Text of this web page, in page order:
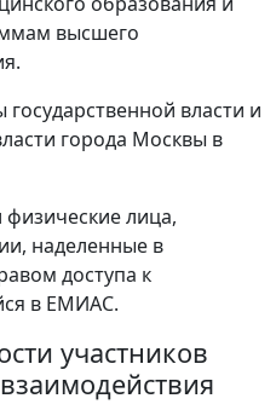
высшего
власти и
города Москвы в
лица,
наделенные в
доступа к
в ЕМИАС.
участников